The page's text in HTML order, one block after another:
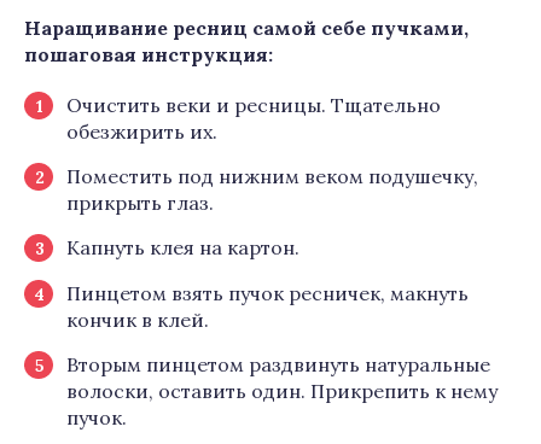
Наращивание ресниц самой себе пучками,
пошаговая инструкция:
Очистить веки и ресницы. Тщательно
обезжирить их.
Поместить под нижним веком подушечку,
прикрыть глаз.
Капнуть клея на картон.
Пинцетом взять пучок ресничек, макнуть
кончик в клей.
Вторым пинцетом раздвинуть натуральные
волоски, оставить один. Прикрепить к нему
пучок.